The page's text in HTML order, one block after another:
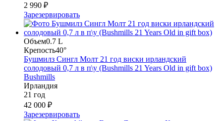
2 990 ₽
Зарезервировать
Объем0.7 L
Крепость40°
Бушмилз Сингл Молт 21 год виски ирландский
солодовый 0,7 л в п\у (Bushmills 21 Years Old in gift box)
Bushmills
Ирландия
21 год
42 000 ₽
Зарезервировать